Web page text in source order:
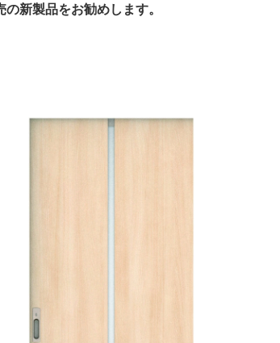
新製品をお勧めします。